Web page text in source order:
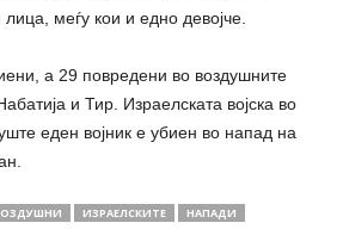
меѓу кои и едно девојче.
а 29 повредени во воздушните
и Тир. Израелската војска во
еден војник е убиен во напад на
ИЗРАЕЛСКИТЕ НАПАДИ